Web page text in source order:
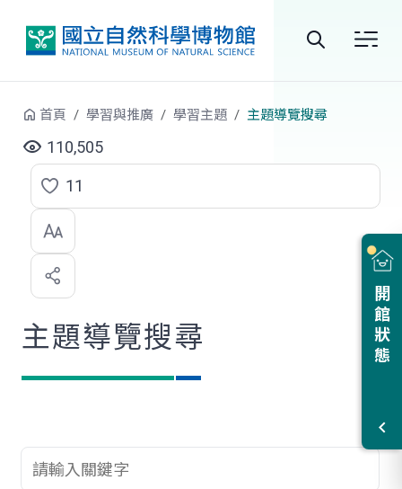
站
尋
開館狀態
首頁 學習與推廣 學習主題 主題導覽搜尋
110,505
點
選
喜
歡
11
主題導覽搜尋
查詢關鍵字